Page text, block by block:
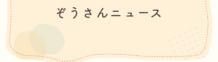
ぞうさんニュース